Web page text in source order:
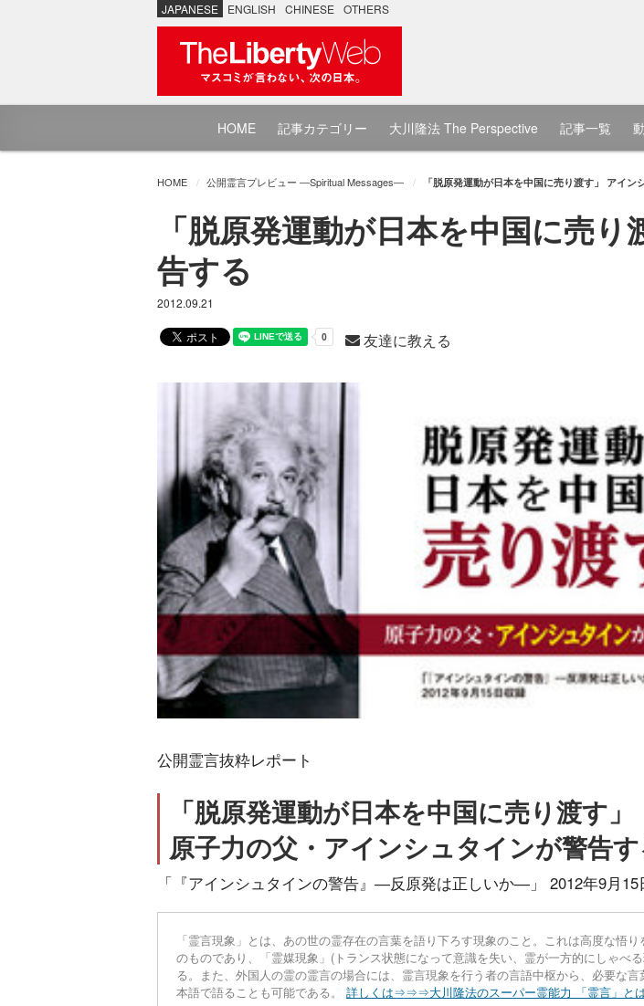
JAPANESE ENGLISH CHINESE OTHERS
HOME 記事カテゴリー 大川隆法 The Perspective 記事一覧
HOME 公開霊言プレビュー ―Spiritual Messages― 「脱原発運動が日本を中国に売り渡す」 アイン
「脱原発運動が日本を中国に売
告する
2012.09.21
友達に教える
公開霊言抜粋レポート
「脱原発運動が日本を中国に売り渡す」
原子力の父・アインシュタインが警告
「『アインシュタインの警告』―反原発は正しいか―」 2012年9月15
「霊言現象」とは、あの世の霊存在の言葉を語り下ろす現象のこと。これは高度な悟
のものであり、「霊媒現象」(トランス状態になって意識を失い、霊が一方的にしゃべ
る。また、外国人の霊の霊言の場合には、霊言現象を行う者の言語中枢から、必要な言
本語で語ることも可能である。 詳しくは⇒⇒⇒大川隆法のスーパー霊能力 「霊言」と